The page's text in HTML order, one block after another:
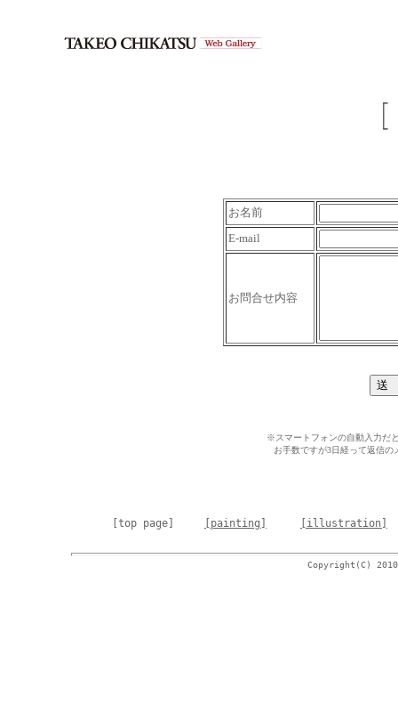
お名前
E-mail
お問合せ内容
※スマートフォンの自動入力だ
お手数ですが3日経って返信
Copyright(C)
[top page] [painting] [illustration]